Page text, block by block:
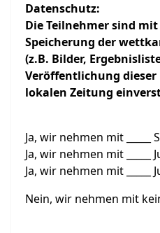
Datenschutz:
Die Teilnehmer sind
Speicherung der
(z.B. Bilder,
Veröffentlichung
lokalen Zeitung
Ja, wir nehmen mit
Ja, wir nehmen mit _____
Ja, wir nehmen mit
Nein, wir nehmen mit